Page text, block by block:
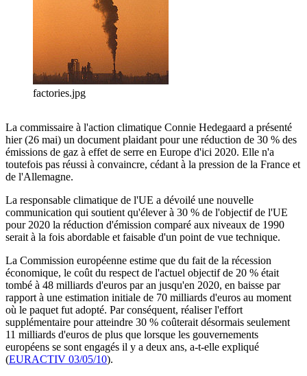
factories.jpg
La commissaire à l'action climatique Connie Hedegaard a présenté
hier (26 mai) un document plaidant pour une réduction de 30 % des
émissions de gaz à effet de serre en Europe d'ici 2020. Elle n'a
toutefois pas réussi à convaincre, cédant à la pression de la France et
de l'Allemagne.
La responsable climatique de l'UE a dévoilé une nouvelle
communication qui soutient qu'élever à 30 % de l'objectif de l'UE
pour 2020 la réduction d'émission comparé aux niveaux de 1990
serait à la fois abordable et faisable d'un point de vue technique.
La Commission européenne estime que du fait de la récession
économique, le coût du respect de l'actuel objectif de 20 % était
tombé à 48 milliards d'euros par an jusqu'en 2020, en baisse par
rapport à une estimation initiale de 70 milliards d'euros au moment
où le paquet fut adopté. Par conséquent, réaliser l'effort
supplémentaire pour atteindre 30 % coûterait désormais seulement
11 milliards d'euros de plus que lorsque les gouvernements
européens se sont engagés il y a deux ans, a-t-elle expliqué
(EURACTIV 03/05/10).